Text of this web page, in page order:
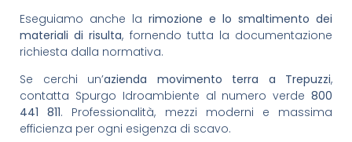
Eseguiamo anche la rimozione e lo smaltimento dei
materiali di risulta, fornendo tutta la documentazione
richiesta dalla normativa.
Se cerchi un’azienda movimento terra a Trepuzzi,
contatta Spurgo Idroambiente al numero verde 800
441 811. Professionalità, mezzi moderni e massima
efficienza per ogni esigenza di scavo.